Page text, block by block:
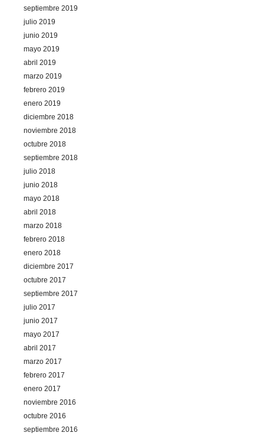
septiembre 2019
julio 2019
junio 2019
mayo 2019
abril 2019
marzo 2019
febrero 2019
enero 2019
diciembre 2018
noviembre 2018
octubre 2018
septiembre 2018
julio 2018
junio 2018
mayo 2018
abril 2018
marzo 2018
febrero 2018
enero 2018
diciembre 2017
octubre 2017
septiembre 2017
julio 2017
junio 2017
mayo 2017
abril 2017
marzo 2017
febrero 2017
enero 2017
noviembre 2016
octubre 2016
septiembre 2016